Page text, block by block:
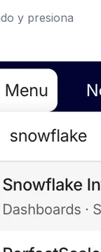
y presiona